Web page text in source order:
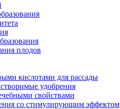
плодов
кислотами для рассады
удобрения
свойствами
со стимулирующим эффектом